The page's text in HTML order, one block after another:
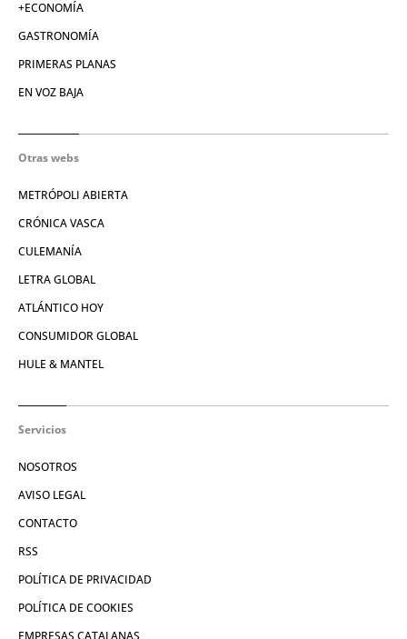
+ECONOMÍA
GASTRONOMÍA
PRIMERAS PLANAS
EN VOZ BAJA
Otras webs
METRÓPOLI ABIERTA
CRÓNICA VASCA
CULEMANÍA
LETRA GLOBAL
ATLÁNTICO HOY
CONSUMIDOR GLOBAL
HULE & MANTEL
Servicios
NOSOTROS
AVISO LEGAL
CONTACTO
RSS
POLÍTICA DE PRIVACIDAD
POLÍTICA DE COOKIES
EMPRESAS CATALANAS